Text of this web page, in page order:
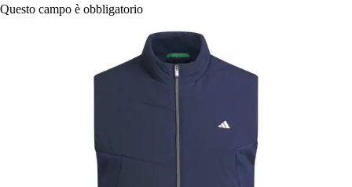
Questo campo è obbligatorio